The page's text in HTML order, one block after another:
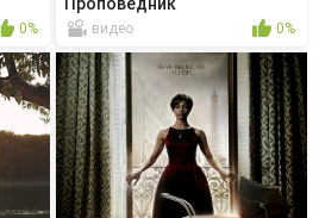
0% видео 0%